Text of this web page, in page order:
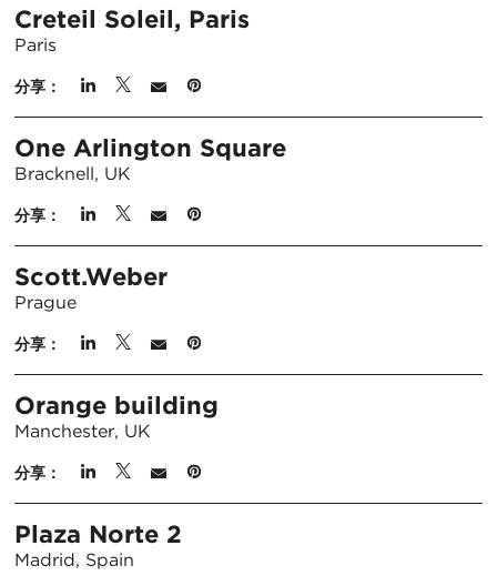
Creteil Soleil, Paris
Paris
分享：
One Arlington Square
Bracknell, UK
分享：
Scott.Weber
Prague
分享：
Orange building
Manchester, UK
分享：
Plaza Norte 2
Madrid, Spain